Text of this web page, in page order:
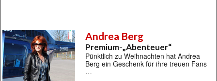
Andrea Berg
Premium-„Abenteuer“
Pünktlich zu Weihnachten hat Andrea
Berg ein Geschenk für ihre treuen Fans
…